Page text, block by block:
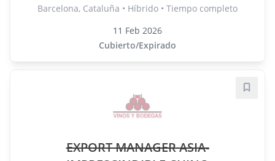
Barcelona, Cataluña • Híbrido • Tiempo completo
11 Feb 2026
Cubierto/Expirado
EXPORT MANAGER ASIA-